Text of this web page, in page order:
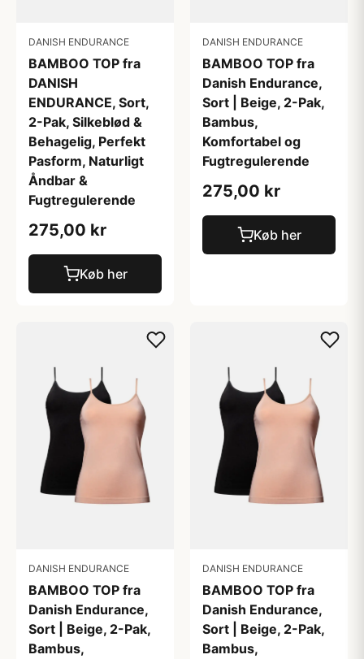
DANISH ENDURANCE
BAMBOO TOP fra
DANISH
ENDURANCE, Sort,
2-Pak, Silkeblød &
Behagelig, Perfekt
Pasform, Naturligt
Åndbar &
Fugtregulerende
275,00 kr
Køb her
DANISH ENDURANCE
BAMBOO TOP fra
Danish Endurance,
Sort | Beige, 2-Pak,
Bambus,
Komfortabel og
Fugtregulerende
275,00 kr
Køb her
DANISH ENDURANCE
BAMBOO TOP fra
Danish Endurance,
Sort | Beige, 2-Pak,
Bambus,
DANISH ENDURANCE
BAMBOO TOP fra
Danish Endurance,
Sort | Beige, 2-Pak,
Bambus,